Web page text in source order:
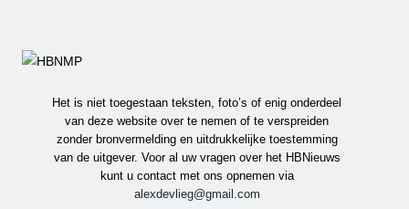
Het is niet toegestaan teksten, foto’s of enig onderdeel
van deze website over te nemen of te verspreiden
zonder bronvermelding en uitdrukkelijke toestemming
van de uitgever. Voor al uw vragen over het HBNieuws
kunt u contact met ons opnemen via
alexdevlieg@gmail.com